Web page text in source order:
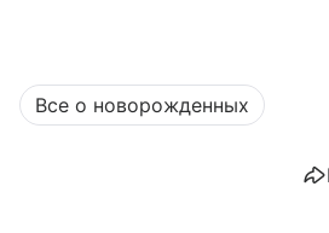
Все о новорожденных